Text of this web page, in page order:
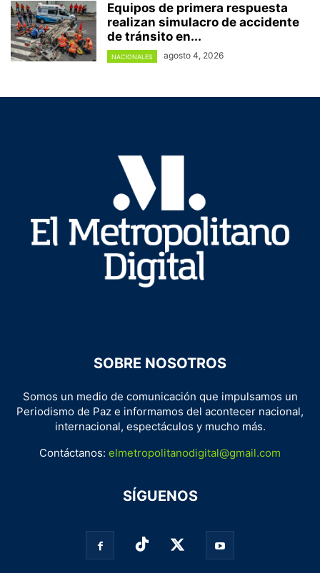
Equipos de primera respuesta
realizan simulacro de accidente
de tránsito en...
NACIONALES agosto 4, 2026
SOBRE NOSOTROS
Somos un medio de comunicación que impulsamos un
Periodismo de Paz e informamos del acontecer nacional,
internacional, espectáculos y mucho más.
Contáctanos: elmetropolitanodigital@gmail.com
SÍGUENOS